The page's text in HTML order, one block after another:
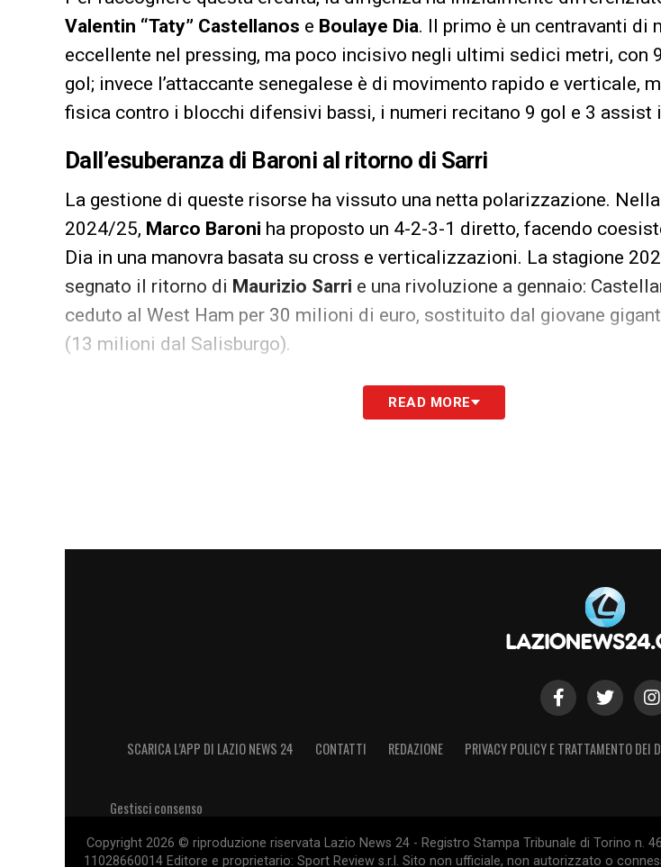
Valentin “Taty” Castellanos e Boulaye Dia. Il primo è un centravanti di
eccellente nel pressing, ma poco incisivo negli ultimi sedici metri, con
gol; invece l’attaccante senegalese è di movimento rapido e verticale,
fisica contro i blocchi difensivi bassi, i numeri recitano 9 gol e 3 assist
Dall’esuberanza di Baroni al ritorno di Sarri
La gestione di queste risorse ha vissuto una netta polarizzazione.
2024/25, Marco Baroni ha proposto un 4-2-3-1 diretto, facendo
Dia in una manovra basata su cross e verticalizzazioni. La stagione
segnato il ritorno di Maurizio Sarri e una rivoluzione a gennaio:
ceduto al West Ham per 30 milioni di euro, sostituito dal giovane
(13 milioni dal Salisburgo).
Il serbo, tuttavia, ha trovato pochissimo spazio nei rigidi codici sarriani,
gol in 8 apparizioni. Sarri ha così adottato soluzioni fluide, adattando
richiede un centravanti di temperamento e fisico, capace di pressare e
, profilo ideale per esplosività e
La sfida di Gattuso sarà anche rigenerare le risorse in rosa: Dia potrà
ribaltamenti rapidi, mentre la vera “cura Ringhio” attende Ratkov. Il
fisicità e l’aggressività necessarie per diventare l’ariete di Gattuso, se
READ MORE
SCARICA L’APP DI LAZIO NEWS 24 CONTATTI REDAZIONE PRIVACY POLICY E TRATTAMENTO DEI
Gestisci consenso
Copyright 2026 © riproduzione riservata Lazio News 24 - Registro Stampa Tribunale di Torino n.
11028660014 Editore e proprietario: Sport Review s.r.l. Sito non ufficiale, non autorizzato o